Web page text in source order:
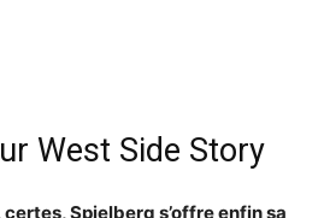
West Side Story
Spielberg s’offre enfin sa